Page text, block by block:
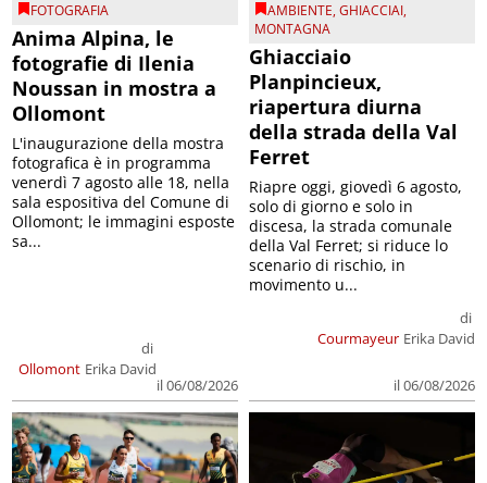
FOTOGRAFIA
Anima Alpina, le
fotografie di Ilenia
Noussan in mostra a
Ollomont
Ollomont
di
Erika David
il 06/08/2026
L'inaugurazione della mostra
fotografica è in programma
venerdì 7 agosto alle 18, nella
sala espositiva del Comune di
Ollomont; le immagini esposte
sa...
AMBIENTE,GHIACCIAI,
MONTAGNA
Ghiacciaio
Planpincieux,
riapertura diurna
della strada della Val
Ferret
Courmayeur
di
Erika David
il 06/08/2026
Riapre oggi, giovedì 6 agosto,
solo di giorno e solo in
discesa, la strada comunale
della Val Ferret; si riduce lo
scenario di rischio, in
movimento u...